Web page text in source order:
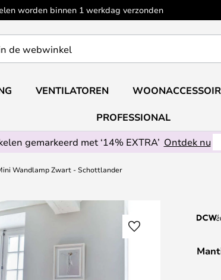
worden binnen 1 werkdag verzonden
VENTILATOREN
PROFESSIONAL
gemarkeerd met ‘14% EXTRA’ Ontdek nu
Wandlamp Zwart - Schottlander